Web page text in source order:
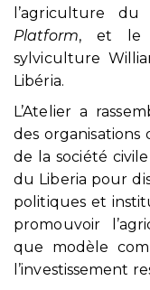
l’agriculture
Platform, et le
sylviculture
Libéria.
L’Atelier a
des organisations
de la société
du Liberia pour
politiques et
promouvoir
que modèle
l’investissement